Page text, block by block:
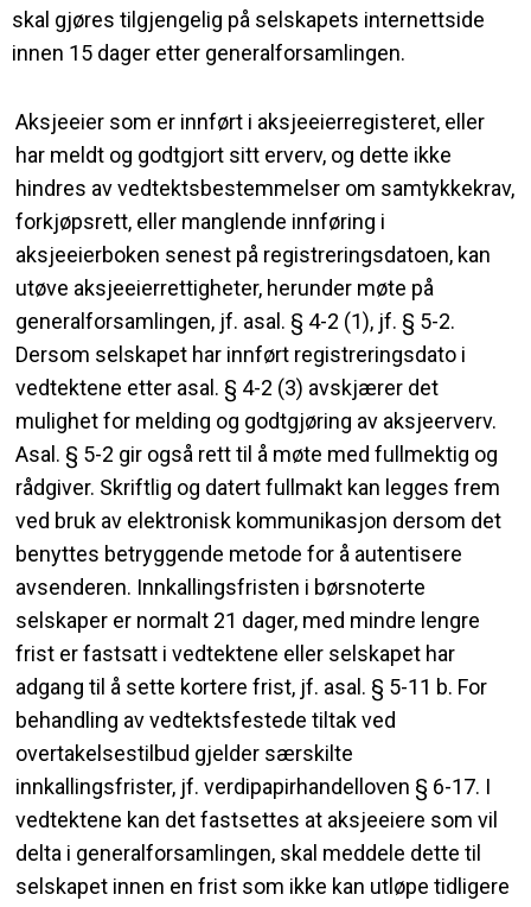
skal gjøres tilgjengelig på selskapets internettside
innen 15 dager etter generalforsamlingen.
Aksjeeier som er innført i aksjeeierregisteret, eller
har meldt og godtgjort sitt erverv, og dette ikke
hindres av vedtektsbestemmelser om samtykkekrav,
forkjøpsrett, eller manglende innføring i
aksjeeierboken senest på registreringsdatoen, kan
utøve aksjeeierrettigheter, herunder møte på
generalforsamlingen, jf. asal. § 4-2 (1), jf. § 5-2.
Dersom selskapet har innført registreringsdato i
vedtektene etter asal. § 4-2 (3) avskjærer det
mulighet for melding og godtgjøring av aksjeerverv.
Asal. § 5-2 gir også rett til å møte med fullmektig og
rådgiver. Skriftlig og datert fullmakt kan legges frem
ved bruk av elektronisk kommunikasjon dersom det
benyttes betryggende metode for å autentisere
avsenderen. Innkallingsfristen i børsnoterte
selskaper er normalt 21 dager, med mindre lengre
frist er fastsatt i vedtektene eller selskapet har
adgang til å sette kortere frist, jf. asal. § 5-11 b. For
behandling av vedtektsfestede tiltak ved
overtakelsestilbud gjelder særskilte
innkallingsfrister, jf. verdipapirhandelloven § 6-17. I
vedtektene kan det fastsettes at aksjeeiere som vil
delta i generalforsamlingen, skal meddele dette til
selskapet innen en frist som ikke kan utløpe tidligere